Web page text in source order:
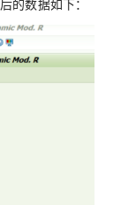
的数据如下：